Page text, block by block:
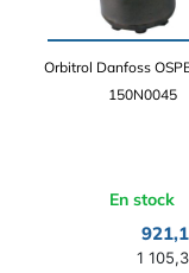
Orbitrol Danfoss
150N0045
En stock
1